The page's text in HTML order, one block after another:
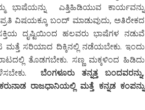
ಭಾಷೆಯನ್ನು ಎತ್ತಿಹಿಡಿಯುವ ಕಾರ್ಯವನ್ನು
ವಿಷಯಕ್ಕೂ ಬಂದ್ ಮಾಡುವುದು, ಅತಿರೇಕದ
ದೃಷ್ಟಿಯಿಂದ ಹಲವರು ಭಾಷೆಗಳ ನಡುವೆ
ಮತ್ತೆ ಸರಿಯಾದ ದಿಕ್ಕಿನಲ್ಲಿ ನಡೆಯಬೇಕು. ಇಂದು
ತೊಡಗಬೇಕು. ಸಣ್ಣ ಮಕ್ಕಳಿಂದ ಹಿಡಿದು
ಬೆಂಗಳೂರು ತನ್ನತ್ತ ಬಂದವರನ್ನು,
ರಾಜಧಾನಿಯಲ್ಲಿ ಮತ್ತೆ ಕನ್ನಡ ಕಂಪನ್ನು